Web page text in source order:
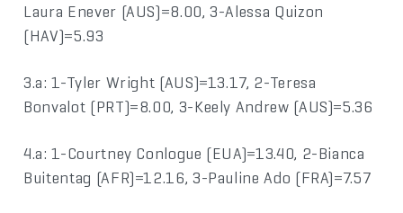
Laura Enever (AUS)=8.00, 3-Alessa Quizon
(HAV)=5.93
3.a: 1-Tyler Wright (AUS)=13.17, 2-Teresa
Bonvalot (PRT)=8.00, 3-Keely Andrew (AUS)=5.36
4.a: 1-Courtney Conlogue (EUA)=13.40, 2-Bianca
Buitentag (AFR)=12.16, 3-Pauline Ado (FRA)=7.57